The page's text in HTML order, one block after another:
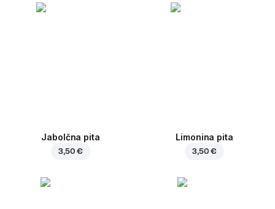
Jabolčna pita
3,50 €
Limonina pita
3,50 €